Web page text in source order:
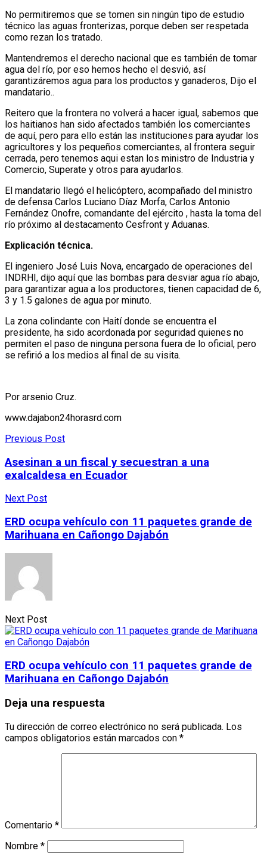
No permitiremos que se tomen sin ningún tipo de estudio
técnico las aguas fronterizas, porque deben ser respetada
como rezan los tratado.
Mantendremos el derecho nacional que es también de tomar
agua del río, por eso hemos hecho el desvió, así
garantizáremos agua para los productos y ganaderos, Dijo el
mandatario..
Reitero que la frontera no volverá a hacer igual, sabemos que
los haitianos han sido afectados también los comerciantes
de aquí, pero para ello están las instituciones para ayudar los
agricultores y los pequeños comerciantes, al frontera seguir
cerrada, pero tenemos aqui estan los ministro de Industria y
Comercio, Superate y otros para ayudarlos.
El mandatario llegó el helicóptero, acompañado del ministro
de defensa Carlos Luciano Díaz Morfa, Carlos Antonio
Fernández Onofre, comandante del ejército , hasta la toma del
río próximo al destacamento Cesfront y Aduanas.
Explicación técnica.
El ingeniero José Luis Nova, encargado de operaciones del
INDRHI, dijo aquí que las bombas para desviar agua río abajo,
para garantizar agua a los productores, tienen capacidad de 6,
3 y 1.5 galones de agua por minuto.
La zona colindante con Haití donde se encuentra el
presidente, ha sido acordonada por seguridad quienes no
permiten el paso de ninguna persona fuera de lo oficial, pero
se refirió a los medios al final de su visita.
Por arsenio Cruz.
www.dajabon24horasrd.com
Previous Post
Asesinan a un fiscal y secuestran a una
exalcaldesa en Ecuador
Next Post
ERD ocupa vehículo con 11 paquetes grande de
Marihuana en Cañongo Dajabón
Next Post
ERD ocupa vehículo con 11 paquetes grande de
Marihuana en Cañongo Dajabón
Deja una respuesta
Tu dirección de correo electrónico no será publicada. Los
campos obligatorios están marcados con *
Comentario *
Nombre *